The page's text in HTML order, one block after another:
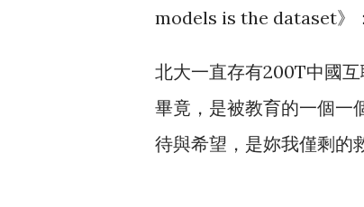
models is the dataset》
北大一直存有200T中國
畢竟，是被教育的一個一
待與希望，是妳我僅剩的